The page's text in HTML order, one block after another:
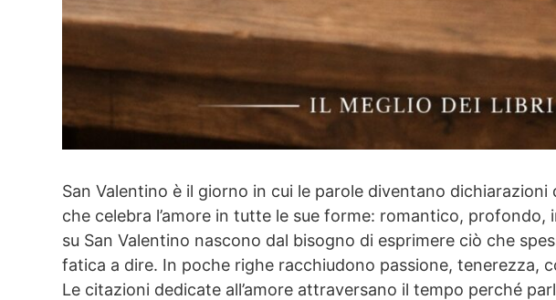
San Valentino è il giorno in cui le parole diventano
che celebra l’amore in tutte le sue forme: romantico,
su San Valentino nascono dal bisogno di esprimere ciò che
fatica a dire. In poche righe racchiudono passione, tenerezza,
Le citazioni dedicate all’amore attraversano il tempo perché